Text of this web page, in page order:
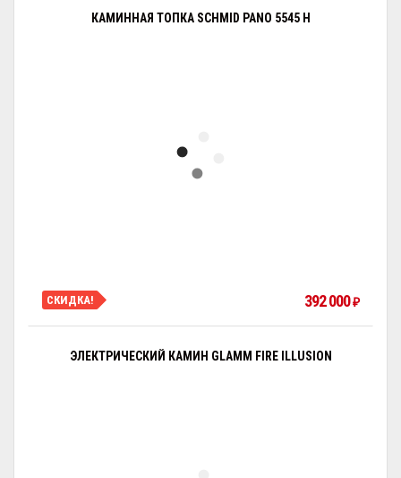
КАМИННАЯ ТОПКА SCHMID PANO 5545 H
СКИДКА! 392 000₽
ЭЛЕКТРИЧЕСКИЙ КАМИН GLAMM FIRE ILLUSION